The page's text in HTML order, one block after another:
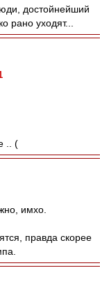
достойнейший
рано уходят...
.. (
имхо.
правда скорее